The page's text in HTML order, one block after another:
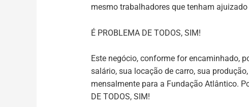
mesmo trabalhadores que tenham
É PROBLEMA DE TODOS, SIM!
Este negócio, conforme for encaminhado,
salário, sua locação de carro, sua
mensalmente para a Fundação Atlântico.
DE TODOS, SIM!